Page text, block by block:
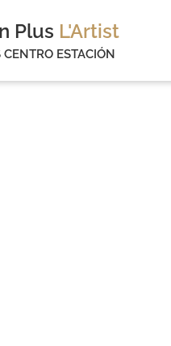
Plus L'Artist
ESTACIÓN